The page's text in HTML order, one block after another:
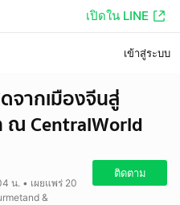
เปิดใน LINE
เข้าสู่ระบบ
จากเมืองจีนสู่
ณ CentralWorld
น. • เผยแพร่ 20
&
ติดตาม